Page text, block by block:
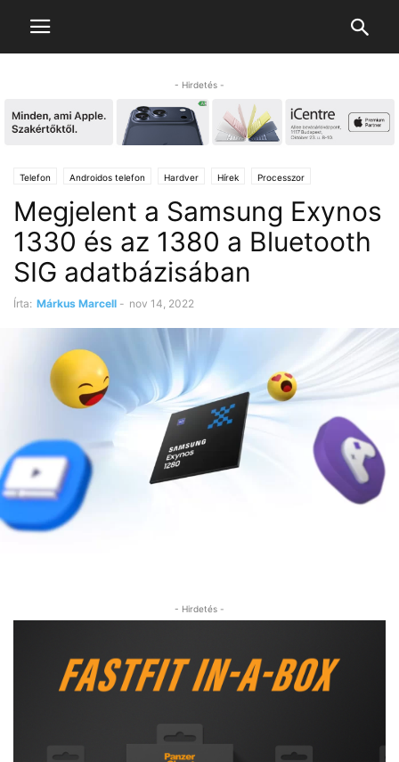
- Hirdetés -
Telefon Androidos telefon Hardver Hírek Processzor
Megjelent a Samsung Exynos
1330 és az 1380 a Bluetooth
SIG adatbázisában
Írta: Márkus Marcell - nov 14, 2022
- Hirdetés -